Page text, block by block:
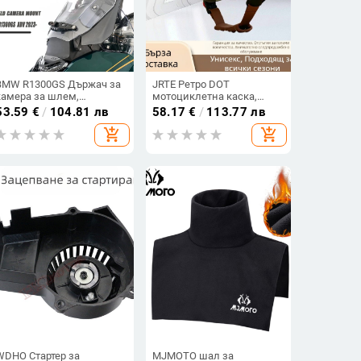
R1300GS Държач за
за шлем,
монтаж за
видеорегистратор и
за рамката на
€ / 104.81 лв
add_shopping_cart
JRTE Ретро DOT
мотоциклетна каска,
унисекс,
персонализирана каска
за езда със декорация за
58.17 € / 113.77 лв
add_shopping_cart
Стартер за
MJMOTO шал за